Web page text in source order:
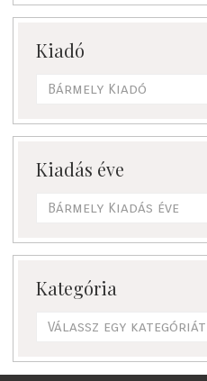
következőre:
Kiadó
Bármely Kiadó
Kiadás éve
Bármely Kiadás éve
Kategória
Válassz egy kategóriát